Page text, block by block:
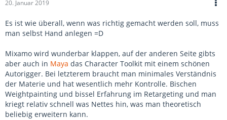
20. Januar 2019
Es ist wie überall, wenn was richtig gemacht werden soll, muss
man selbst Hand anlegen =D
Mixamo wird wunderbar klappen, auf der anderen Seite gibts
aber auch in Maya das Character Toolkit mit einem schönen
Autorigger. Bei letzterem braucht man minimales Verständnis
der Materie und hat wesentlich mehr Kontrolle. Bischen
Weightpainting und bissel Erfahrung im Retargeting und man
kriegt relativ schnell was Nettes hin, was man theoretisch
beliebig erweitern kann.